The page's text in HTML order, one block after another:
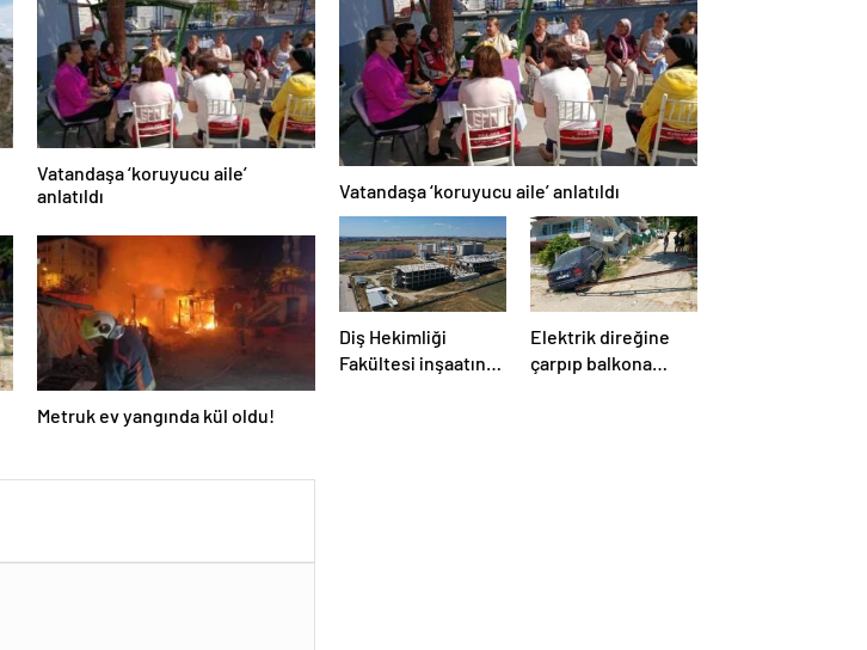
Vatandaşa ‘koruyucu aile’
anlatıldı
Metruk ev yangında kül oldu!
Vatandaşa ‘koruyucu aile’ anlatıldı
Diş Hekimliği
Fakültesi inşaatında
Elektrik direğine
çarpıp balkona